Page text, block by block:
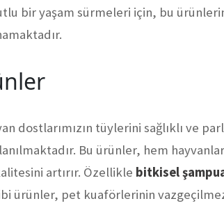
bir yaşam sürmeleri için, bu
dostlarımızın tüylerini sağlıklı ve
Bu ürünler, hem
artırır. Özellikle bitkisel
ürünler, pet kuaförlerinin